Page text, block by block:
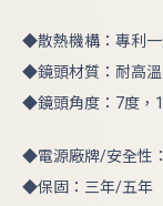
◆散熱機構：專利一
◆鏡頭材質：耐高
◆鏡頭角度：7度，
◆電源廠牌/安全性
◆保固：三年/五年